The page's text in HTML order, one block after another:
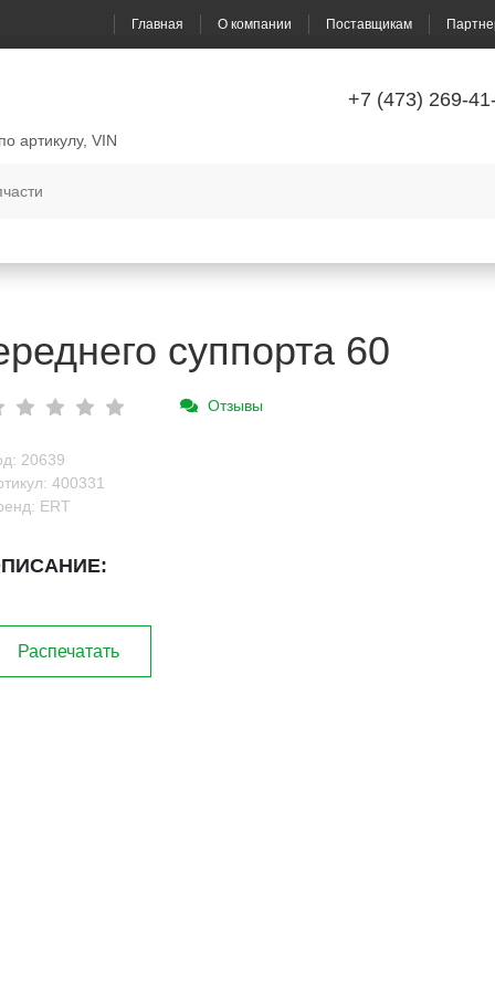
Главная О компании Поставщикам
+7 (473) 269-
артикулу, VIN
суппорта 60
Отзывы
20639
400331
ERT
Распечатать